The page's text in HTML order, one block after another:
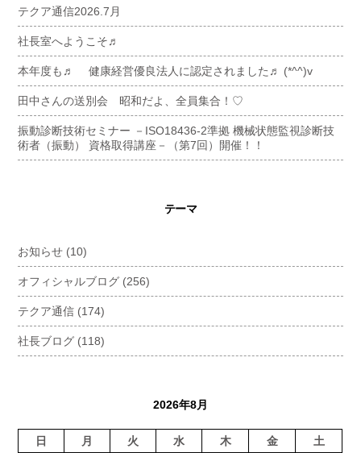
テクア通信2026.7月
社長室へようこそ♬
本年度も♬ 健康経営優良法人に認定されました♬ (*^^)v
田中さんの送別会 昭和だよ、全員集合！♡
振動診断技術セミナー －ISO18436-2準拠 機械状態監視診断技
術者（振動） 資格取得講座－（第7回）開催！！
テーマ
お知らせ (10)
オフィシャルブログ (256)
テクア通信 (174)
社長ブログ (118)
2026年8月
日 月 火 水 木 金 土